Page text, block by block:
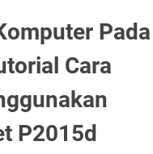
Pada
Cara
P2015d